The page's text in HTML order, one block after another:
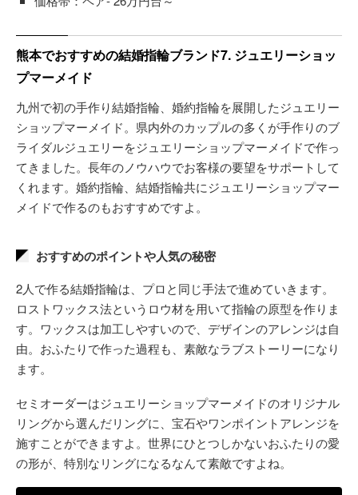
熊本でおすすめの結婚指輪ブランド7. ジュエリーショッ
プマーメイド
九州で初の手作り結婚指輪、婚約指輪を展開したジュエリー
ショップマーメイド。県内外のカップルの多くが手作りのブ
ライダルジュエリーをジュエリーショップマーメイドで作っ
てきました。長年のノウハウでお客様の要望をサポートして
くれます。婚約指輪、結婚指輪共にジュエリーショップマー
メイドで作るのもおすすめですよ。
おすすめのポイントや人気の秘密
2人で作る結婚指輪は、プロと同じ手法で進めていきます。
ロストワックス法というロウ材を用いて指輪の原型を作りま
す。ワックスは加工しやすいので、デザインのアレンジは自
由。おふたりで作った過程も、素敵なラブストーリーになり
ます。
セミオーダーはジュエリーショップマーメイドのオリジナル
リングから選んだリングに、宝石やワンポイントアレンジを
施すことができますよ。世界にひとつしかないおふたりの愛
の形が、特別なリングになるなんて素敵ですよね。